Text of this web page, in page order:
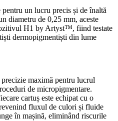
un lucru precis și de înaltă
diametru de 0,25 mm, aceste
H1 by Artyst™, fiind testate
dermopigmentiști din lume
maximă pentru lucrul
de micropigmentare.
cartuș este echipat cu o
fluxul de culori și fluide
în mașină, eliminând riscurile